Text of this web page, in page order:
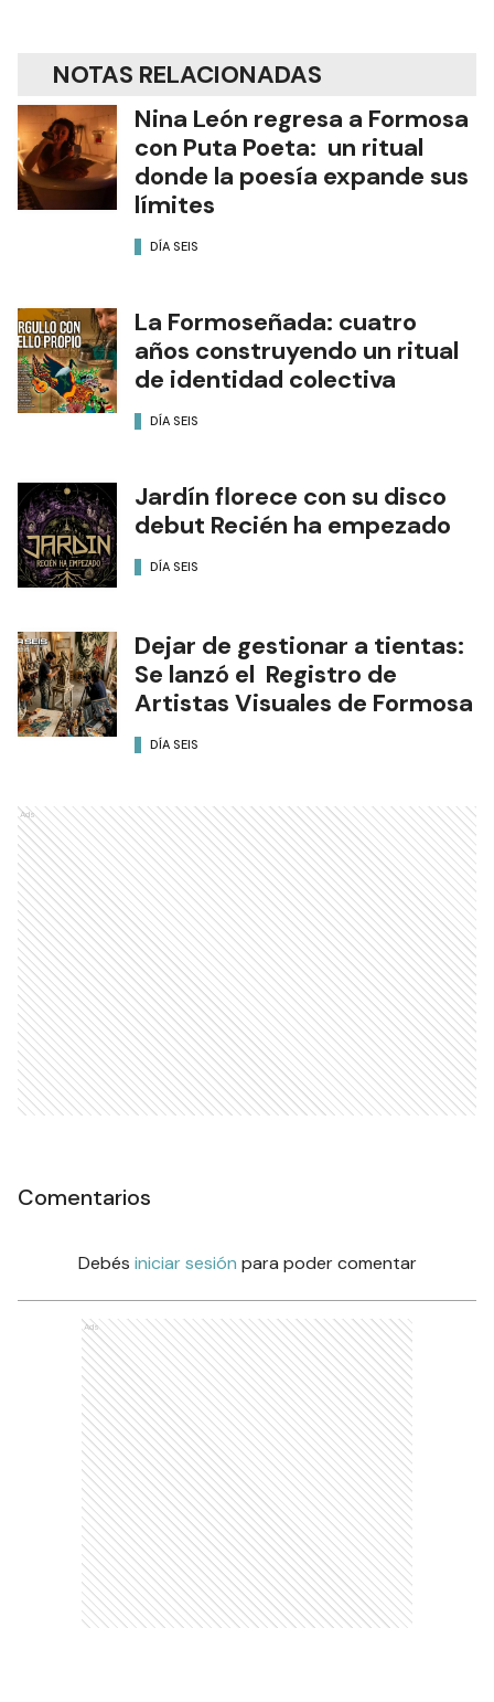
NOTAS RELACIONADAS
Nina León regresa a Formosa
con Puta Poeta: un ritual
donde la poesía expande sus
límites
DÍA SEIS
La Formoseñada: cuatro
años construyendo un ritual
de identidad colectiva
DÍA SEIS
Jardín florece con su disco
debut Recién ha empezado
DÍA SEIS
Dejar de gestionar a tientas:
Se lanzó el Registro de
Artistas Visuales de Formosa
DÍA SEIS
Ads
Comentarios
Debés iniciar sesión para poder comentar
Ads